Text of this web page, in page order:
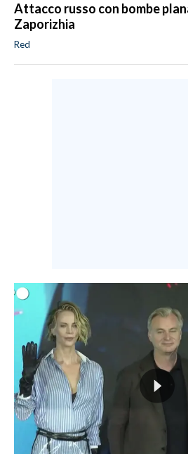
Attacco russo con bombe
Zaporizhia
Red